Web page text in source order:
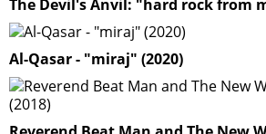
The Devil's Anvil: "hard rock from
Al-Qasar - "miraj" (2020)